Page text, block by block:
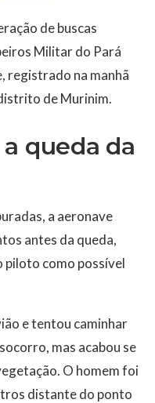
de buscas
Militar do Pará
registrado na manhã
de Murinim.
queda da
a aeronave
antes da queda,
piloto como possível
e tentou caminhar
mas acabou se
O homem foi
distante do ponto